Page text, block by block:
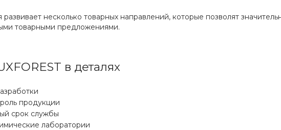
несколько товарных направлений, которые позволят
товарными предложениями.
в деталях
продукции
срок службы
лаборатории